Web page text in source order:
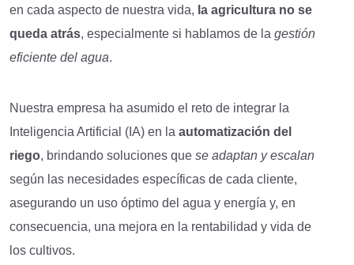
en cada aspecto de nuestra vida, la agricultura no se
queda atrás, especialmente si hablamos de la gestión
eficiente del agua.
Nuestra empresa ha asumido el reto de integrar la
Inteligencia Artificial (IA) en la automatización del
riego, brindando soluciones que se adaptan y escalan
según las necesidades específicas de cada cliente,
asegurando un uso óptimo del agua y energía y, en
consecuencia, una mejora en la rentabilidad y vida de
los cultivos.